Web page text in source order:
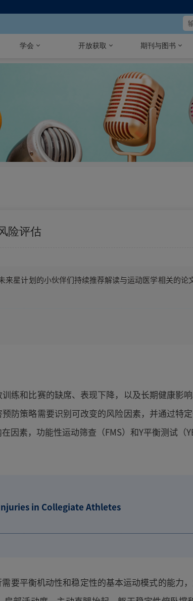
学会 开放获取 期刊与图书
险评估
星计划的小伙伴们持续推荐解读与运动医学相关的
练和比赛的缺席、表现下降，以及长期健康影
防策略需要识别可改变的风险因素，并通过特
因素，功能性运动筛查（FMS）和Y平衡测试（
in Collegiate Athletes
要平衡机动性和稳定性的基本运动模式的能力